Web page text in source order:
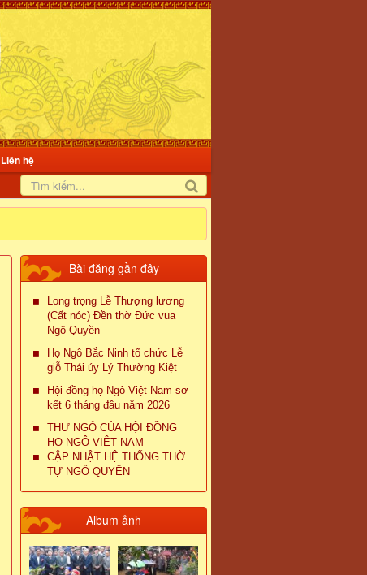
Liên hệ
Bài đăng gần đây
Long trọng Lễ Thượng lương
(Cất nóc) Đền thờ Đức vua
Ngô Quyền
Họ Ngô Bắc Ninh tổ chức Lễ
giỗ Thái úy Lý Thường Kiệt
Hội đồng họ Ngô Việt Nam sơ
kết 6 tháng đầu năm 2026
THƯ NGỎ CỦA HỘI ĐỒNG
HỌ NGÔ VIỆT NAM
CẬP NHẬT HỆ THỐNG THỜ
TỰ NGÔ QUYỀN
Album ảnh